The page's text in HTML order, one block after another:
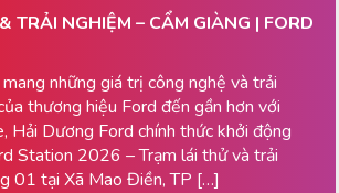
TRẢI NGHIỆM – CẨM GIÀNG | FORD
những giá trị công nghệ và trải
thương hiệu Ford đến gần hơn với
Hải Dương Ford chính thức khởi động
Station 2026 – Trạm lái thử và trải
01 tại Xã Mao Điền, TP […]